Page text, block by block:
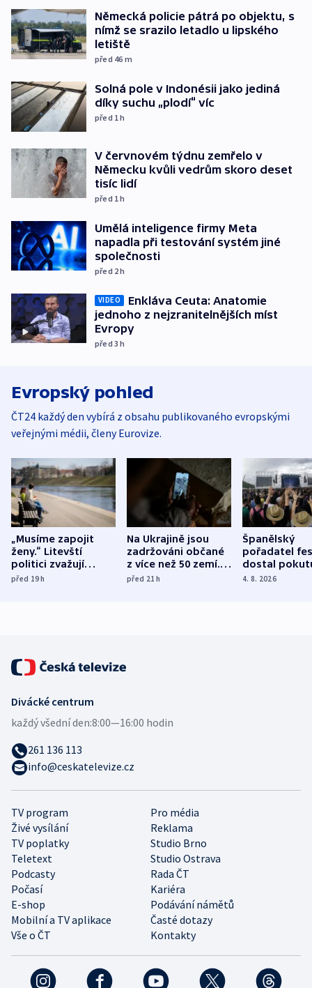
Německá policie pátrá po objektu, s
nímž se srazilo letadlo u lipského
letiště
před 46 m
Solná pole v Indonésii jako jediná
díky suchu „plodí“ víc
před 1h
V červnovém týdnu zemřelo v
Německu kvůli vedrům skoro deset
tisíc lidí
před 1h
Umělá inteligence firmy Meta
napadla při testování systém jiné
společnosti
před 2h
VIDEO
Enkláva Ceuta: Anatomie
jednoho z nejzranitelnějších míst
Evropy
před 3h
Evropský pohled
ČT24 každý den vybírá z obsahu publikovaného evropskými
veřejnými médii, členy Eurovize.
„Musíme zapojit
ženy.“ Litevští
politici zvažují
dohodu o
před 19h
Na Ukrajině jsou
zadržováni občané
z více než 50 zemí.
Bojovali na straně
před 21h
Španělský
pořadatel
dostal
nekalé
4. 8. 2026
TV program
Pro média
Živé vysílání
Reklama
TV poplatky
Studio Brno
Teletext
Studio Ostrava
Podcasty
Rada ČT
Počasí
Kariéra
E-shop
Podávání námětů
Mobilní a TV aplikace
Časté dotazy
Vše o ČT
Kontakty
Divácké centrum
každý všední den:8:00—16:00 hodin
261 136 113
info@ceskatelevize.cz